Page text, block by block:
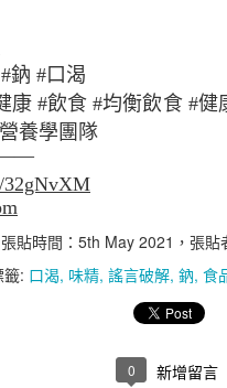
鈉 #口渴
康 #飲食 #均衡飲食 #
養學團隊
張貼時間： 5th May 2021 ，張貼
籤: 口渴 味精 謠言破解 鈉 食
0 新增留言